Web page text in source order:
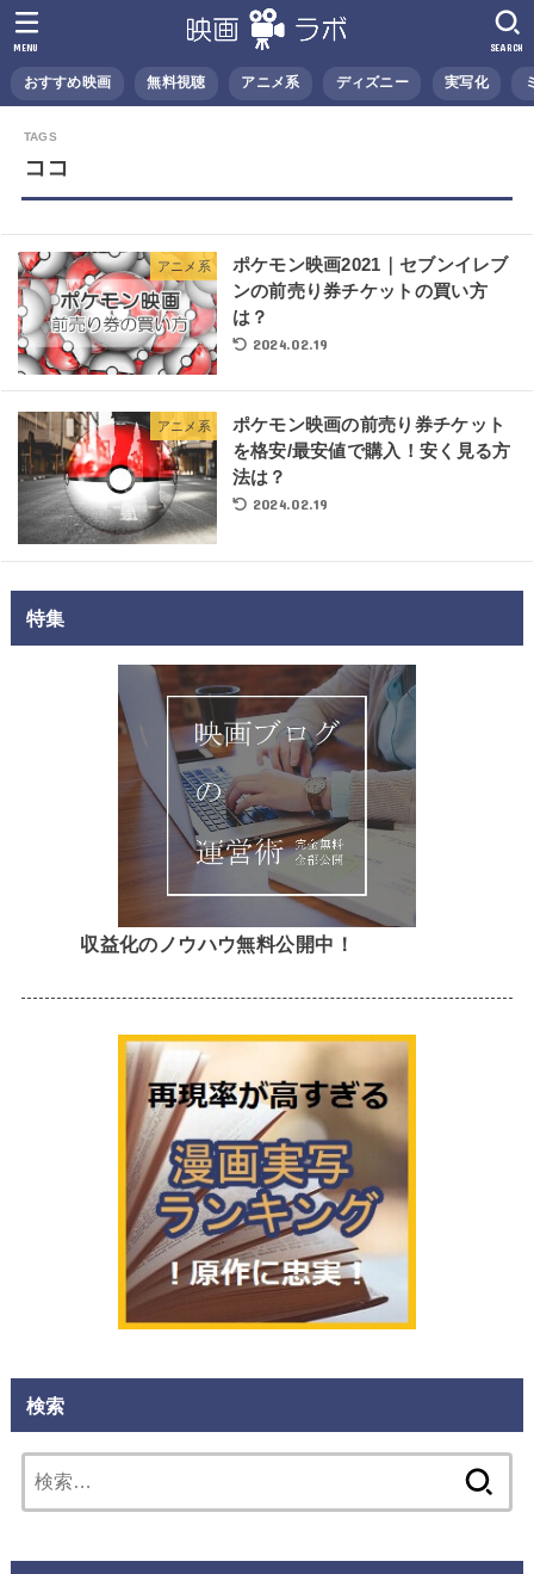
おすすめ映画 無料視聴 アニメ系 ディズニー 実写化
SEARCH
MENU
ココ
アニメ系
ポケモン映画2021｜セブンイレブ
ンの前売り券チケットの買い方
は？
2024.02.19
アニメ系
ポケモン映画の前売り券チケット
を格安/最安値で購入！安く見る方
法は？
2024.02.19
特集
収益化のノウハウ無料公開中！
検索
索: